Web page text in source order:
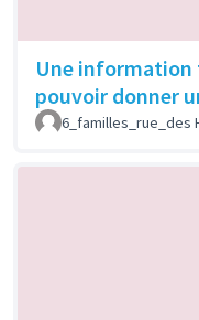
Une information
pouvoir donner
6_familles_rue_des